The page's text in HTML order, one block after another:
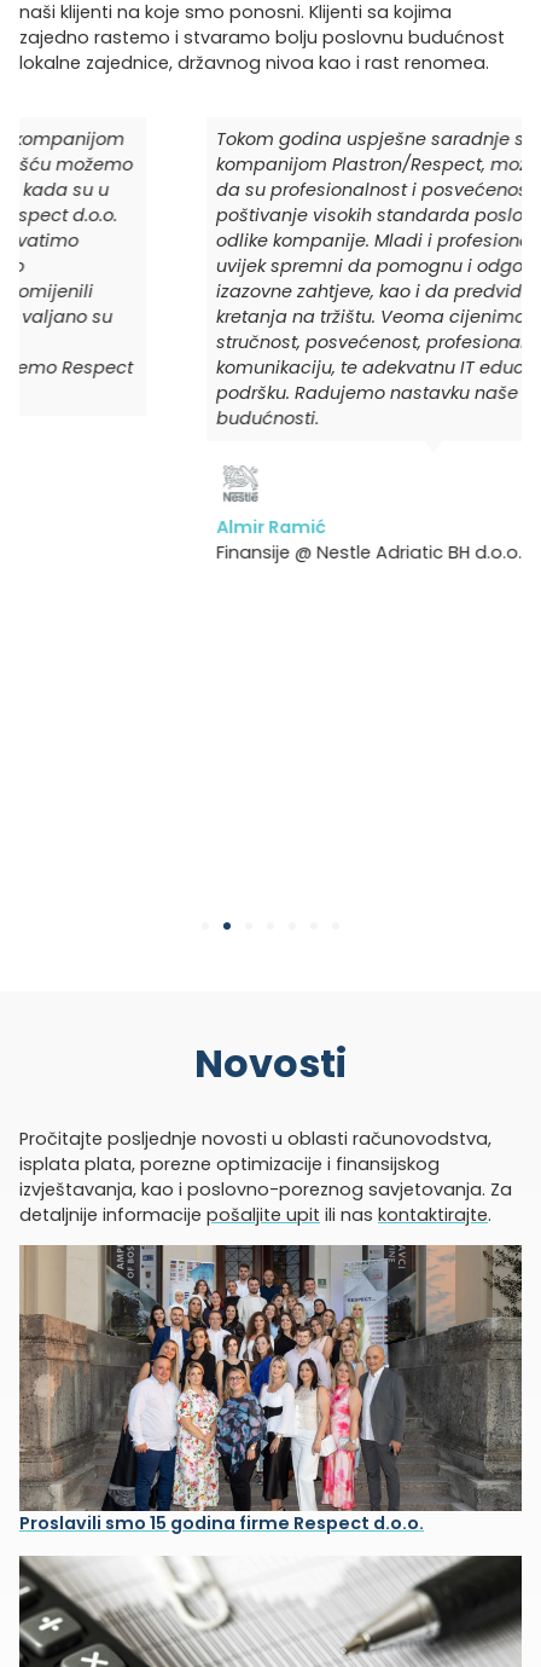
naši klijenti na koje smo ponosni. Klijenti sa kojima
zajedno rastemo i stvaramo bolju poslovnu budućnost
lokalne zajednice, državnog nivoa kao i rast renomea.
Tokom godina uspješne saradnje sa
kompanijom Plastron/Respect, možemo potvrditi
da su profesionalnost i posvećenost klijentu, te
poštivanje visokih standarda poslovanja glavne
odlike kompanije. Mladi i profesionalni timovi su
uvijek spremni da pomognu i odgovore na naše
izazovne zahtjeve, kao i da predvide buduća
kretanja na tržištu. Veoma cijenimo njihovu
stručnost, posvećenost, profesionalnu
komunikaciju, te adekvatnu IT educiranost i
podršku. Radujemo nastavku naše saradnje i u
Finansije @ Nestle Adriatic BH d.o.o.
Novosti
Pročitajte posljednje novosti u oblasti računovodstva,
isplata plata, porezne optimizacije i finansijskog
izvještavanja, kao i poslovno-poreznog savjetovanja. Za
detaljnije informacije pošaljite upit ili nas kontaktirajte.
Proslavili smo 15 godina firme Respect d.o.o.